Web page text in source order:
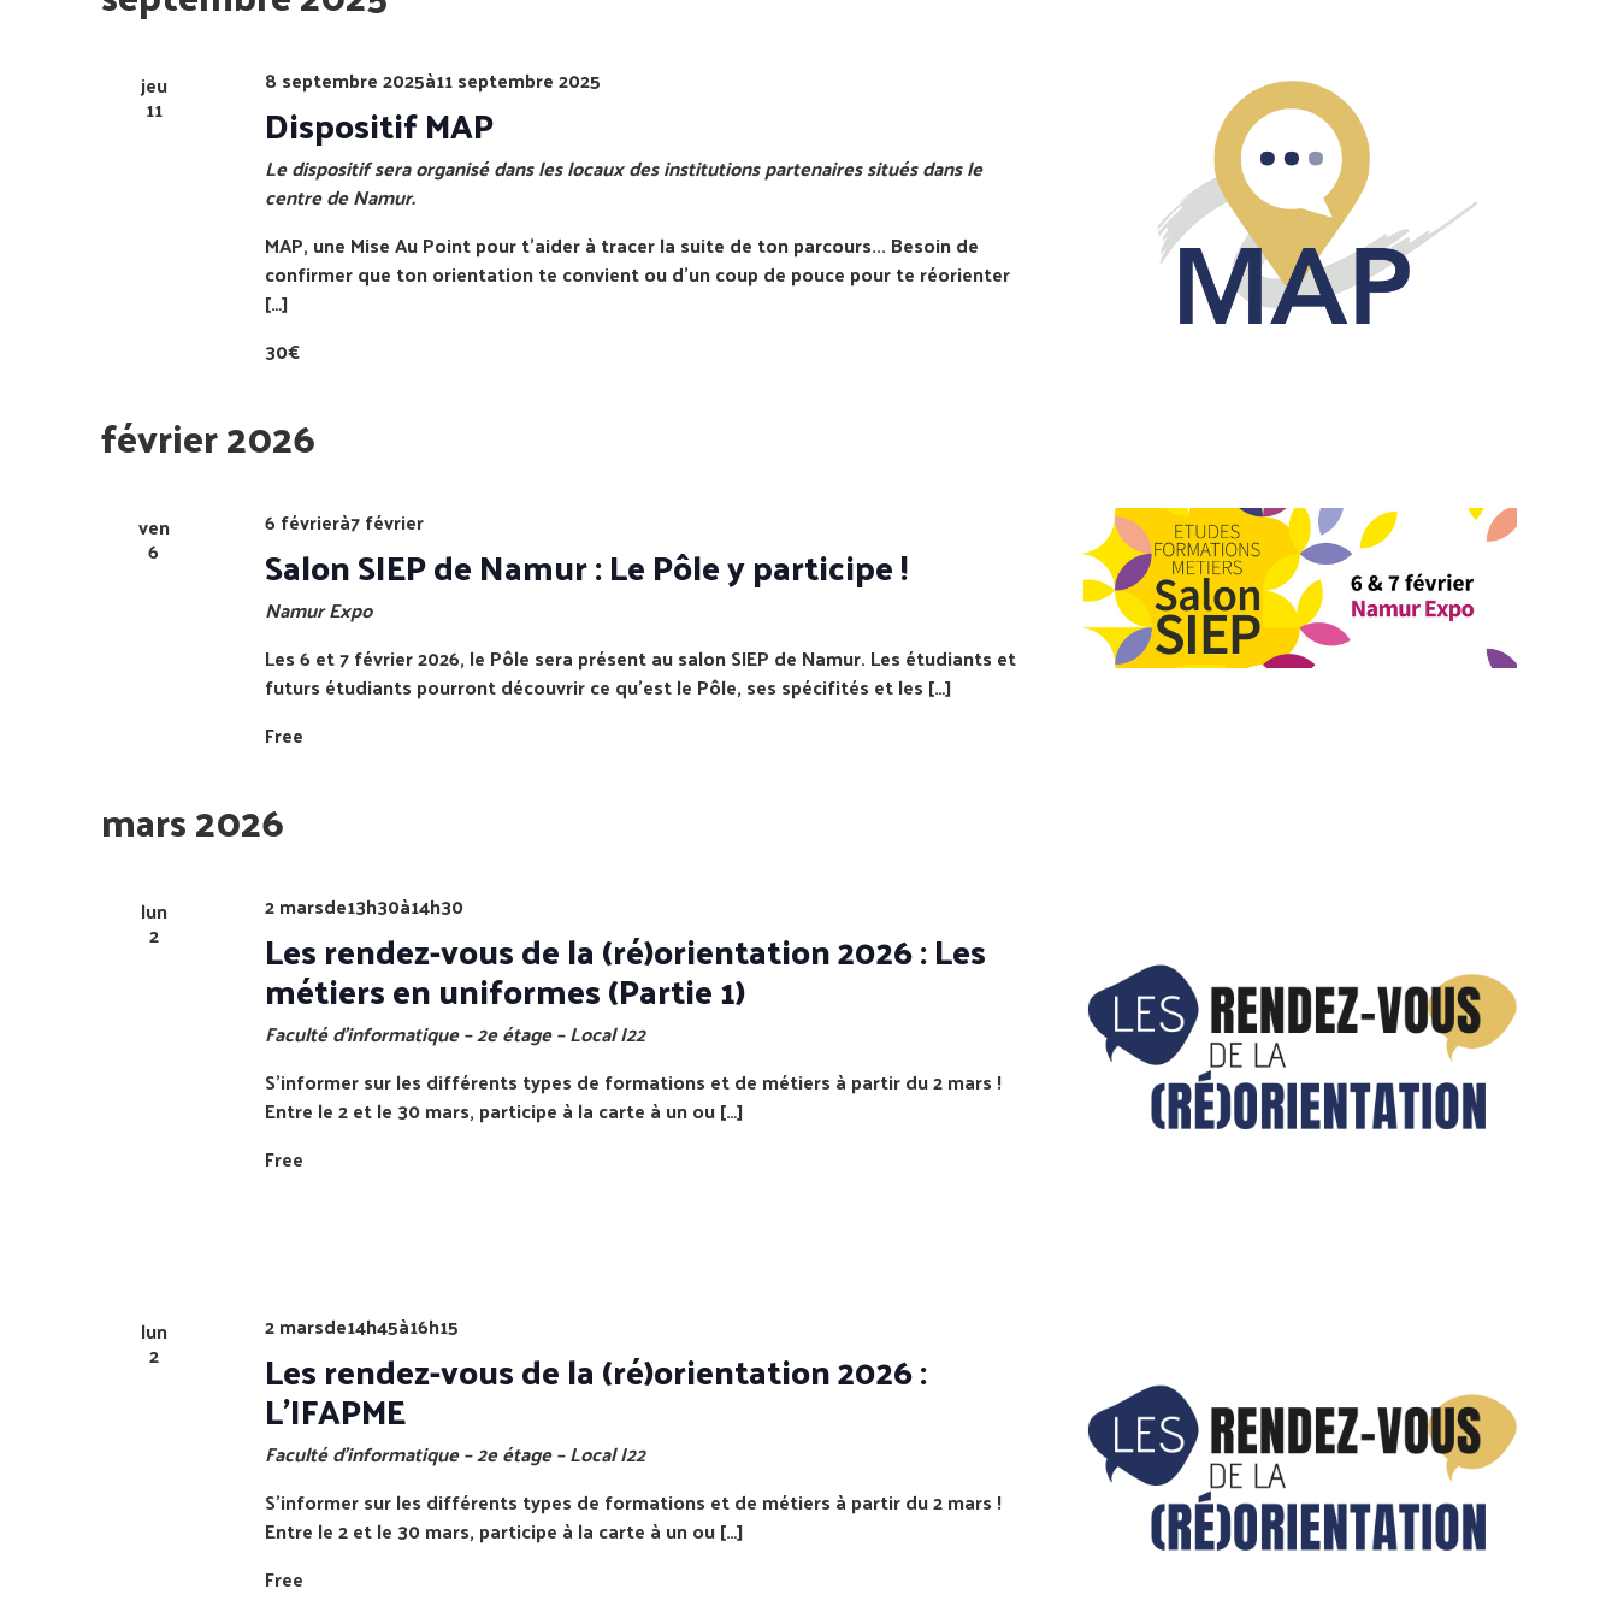
Évènements
jeu
11
8 septembre 2025à11 septembre 2025
Dispositif MAP
Le dispositif sera organisé dans les locaux des institutions partenaires situés dans le
centre de Namur.
MAP, une Mise Au Point pour t'aider à tracer la suite de ton parcours... Besoin de
confirmer que ton orientation te convient ou d'un coup de pouce pour te réorienter
[…]
30€
février 2026
ven
6
6 févrierà7 février
Salon SIEP de Namur : Le Pôle y participe !
Namur Expo
Les 6 et 7 février 2026, le Pôle sera présent au salon SIEP de Namur. Les étudiants et
futurs étudiants pourront découvrir ce qu'est le Pôle, ses spécifités et les […]
Free
mars 2026
lun
2
2 marsde13h30à14h30
Les rendez-vous de la (ré)orientation 2026 : Les
métiers en uniformes (Partie 1)
Faculté d’informatique – 2e étage – Local I22
S’informer sur les différents types de formations et de métiers à partir du 2 mars !
Entre le 2 et le 30 mars, participe à la carte à un ou […]
Free
lun
2
2 marsde14h45à16h15
Les rendez-vous de la (ré)orientation 2026 :
L’IFAPME
Faculté d’informatique – 2e étage – Local I22
S’informer sur les différents types de formations et de métiers à partir du 2 mars !
Entre le 2 et le 30 mars, participe à la carte à un ou […]
Free